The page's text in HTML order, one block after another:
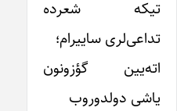
تیکه شعرده
تداعی‌لری ساییرام؛
اته‌یین گؤزونون
یاشی دولدوروب